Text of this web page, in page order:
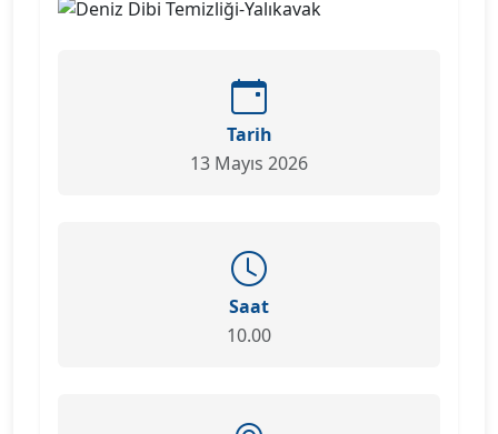
Tarih
13 Mayıs 2026
Saat
10.00